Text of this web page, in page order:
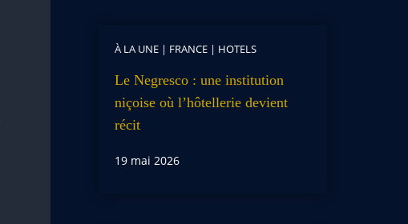
À LA UNE| FRANCE| HOTELS
Le Negresco : une institution
niçoise où l’hôtellerie devient
récit
19 mai 2026